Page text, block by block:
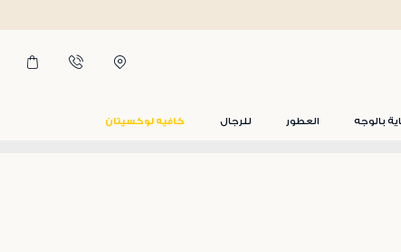
بالوجه العطور للرجال كافيه لوكسيتان